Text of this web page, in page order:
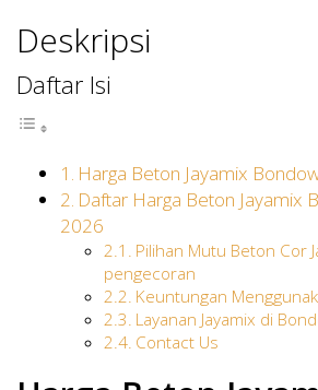
Deskripsi
Daftar Isi
Harga Beton Jayamix
Daftar Harga Beton Jayamix
2026
Pilihan Mutu Beton Cor
pengecoran
Keuntungan
Layanan Jayamix di
Contact Us